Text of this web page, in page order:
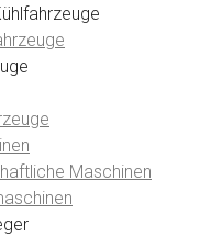
Maschinen